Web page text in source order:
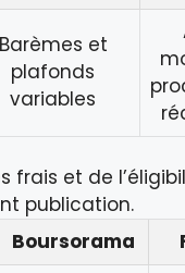
Barèmes et
plafonds
variables
et de
publication.
Boursorama